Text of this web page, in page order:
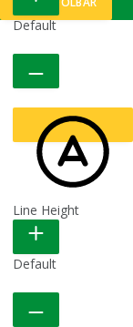
READABLE FONT
Default